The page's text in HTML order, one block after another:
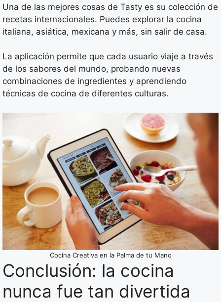
Una de las mejores cosas de Tasty es su colección de
recetas internacionales. Puedes explorar la cocina
italiana, asiática, mexicana y más, sin salir de casa.
La aplicación permite que cada usuario viaje a través
de los sabores del mundo, probando nuevas
combinaciones de ingredientes y aprendiendo
técnicas de cocina de diferentes culturas.
Cocina Creativa en la Palma de tu Mano
Conclusión: la cocina
nunca fue tan divertida